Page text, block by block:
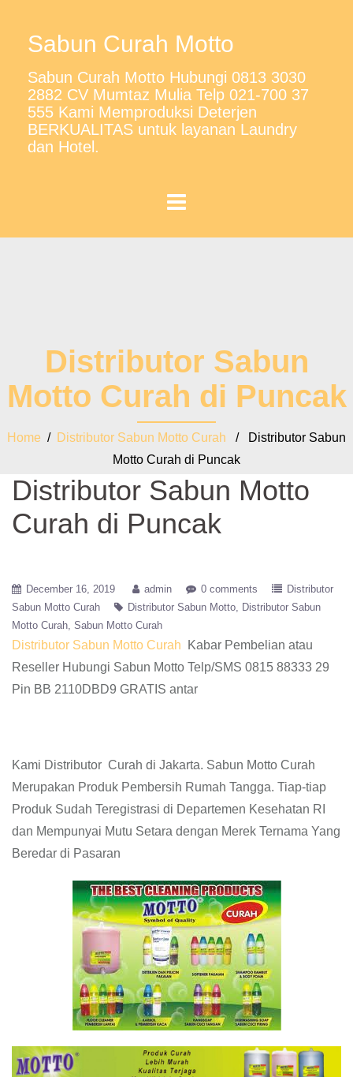
Sabun Curah Motto
Sabun Curah Motto Hubungi 0813 3030
2882 CV Mumtaz Mulia Telp 021-700 37
555 Kami Memproduksi Deterjen
BERKUALITAS untuk layanan Laundry
dan Hotel.
Distributor Sabun
Motto Curah di Puncak
Home / Distributor Sabun Motto Curah / Distributor Sabun
Motto Curah di Puncak
Distributor Sabun Motto
Curah di Puncak
December 16, 2019 admin 0 comments
Distributor
Sabun Motto Curah
Distributor Sabun Motto
Distributor Sabun
Motto Curah Sabun Motto Curah
Distributor Sabun Motto Curah
Kabar Pembelian atau
Reseller Hubungi Sabun Motto Telp/SMS 0815 88333 29
Pin BB 2110DBD9 GRATIS antar
Kami Distributor Curah di Jakarta. Sabun Motto Curah
Merupakan Produk Pembersih Rumah Tangga. Tiap-tiap
Produk Sudah Teregistrasi di Departemen Kesehatan RI
dan Mempunyai Mutu Setara dengan Merek Ternama Yang
Beredar di Pasaran